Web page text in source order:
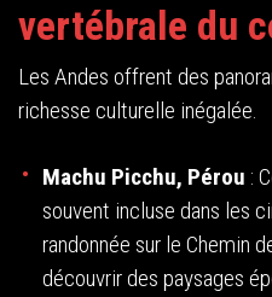
vertébrale du
Les Andes offrent des
richesse culturelle inégalée.
Machu Picchu, Pérou :
souvent incluse dans les
randonnée sur le Chemin
découvrir des paysages